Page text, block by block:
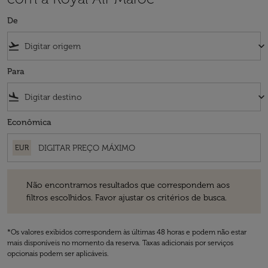
De
flight_takeoff keyboard_arrow_down
Para
flight_land keyboard_arrow_down
Econômica
EUR
Não encontramos resultados que correspondem aos
filtros escolhidos. Favor ajustar os critérios de busca.
*Os valores exibidos correspondem às últimas 48 horas e podem não estar
mais disponíveis no momento da reserva. Taxas adicionais por serviços
opcionais podem ser aplicáveis.